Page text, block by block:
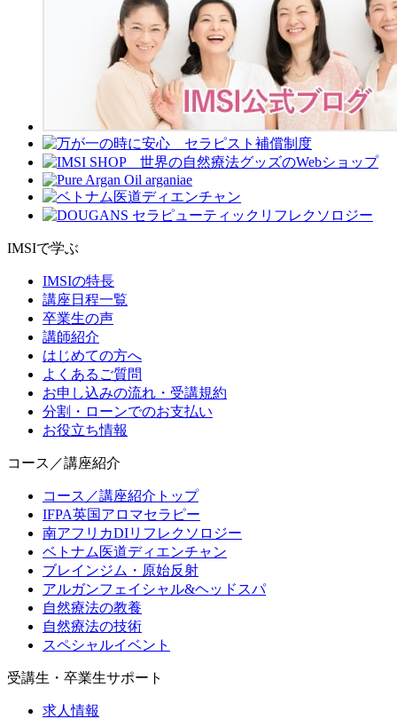
IMSIで学ぶ
IMSIの特長
講座日程一覧
卒業生の声
講師紹介
はじめての方へ
よくあるご質問
お申し込みの流れ・受講規約
分割・ローンでのお支払い
お役立ち情報
コース／講座紹介
コース／講座紹介トップ
IFPA英国アロマセラピー
南アフリカDIリフレクソロジー
ベトナム医道ディエンチャン
ブレインジム・原始反射
アルガンフェイシャル&ヘッドスパ
自然療法の教養
自然療法の技術
スペシャルイベント
受講生・卒業生サポート
求人情報